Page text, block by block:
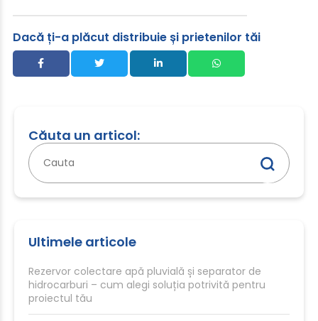
Căuta un articol:
Caută
după:
Ultimele articole
Rezervor colectare apă pluvială și separator de
hidrocarburi – cum alegi soluția potrivită pentru
proiectul tău
Dacă ți-a plăcut distribuie și prietenilor tăi